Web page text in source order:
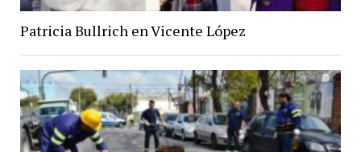
Patricia Bullrich en Vicente López